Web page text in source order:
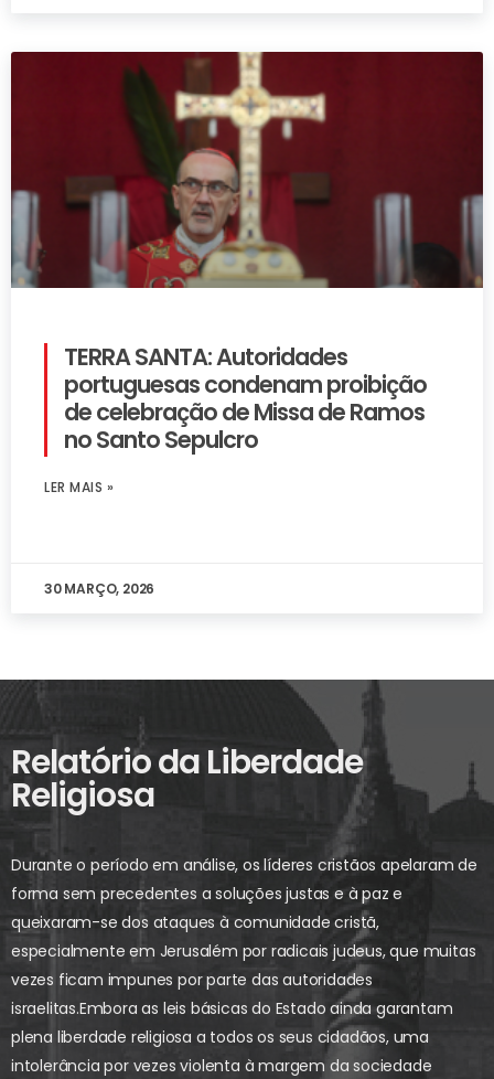
TERRA SANTA: Autoridades
portuguesas condenam proibição
de celebração de Missa de Ramos
no Santo Sepulcro
LER MAIS »
30 MARÇO, 2026
Relatório da Liberdade
Religiosa
Durante o período em análise, os líderes cristãos apelaram de
forma sem precedentes a soluções justas e à paz e
queixaram-se dos ataques à comunidade cristã,
especialmente em Jerusalém por radicais judeus, que muitas
vezes ficam impunes por parte das autoridades
israelitas.Embora as leis básicas do Estado ainda garantam
plena liberdade religiosa a todos os seus cidadãos, uma
intolerância por vezes violenta à margem da sociedade